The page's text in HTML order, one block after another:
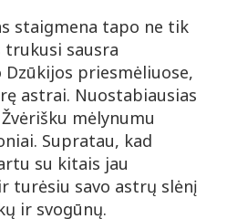
staigmena tapo ne tik
trukusi sausra
priesmėliuose,
astrai. Nuostabiausias
Žvėrišku mėlynumu
Supratau, kad
su kitais jau
turėsiu savo astrų slėnį
ir svogūnų.